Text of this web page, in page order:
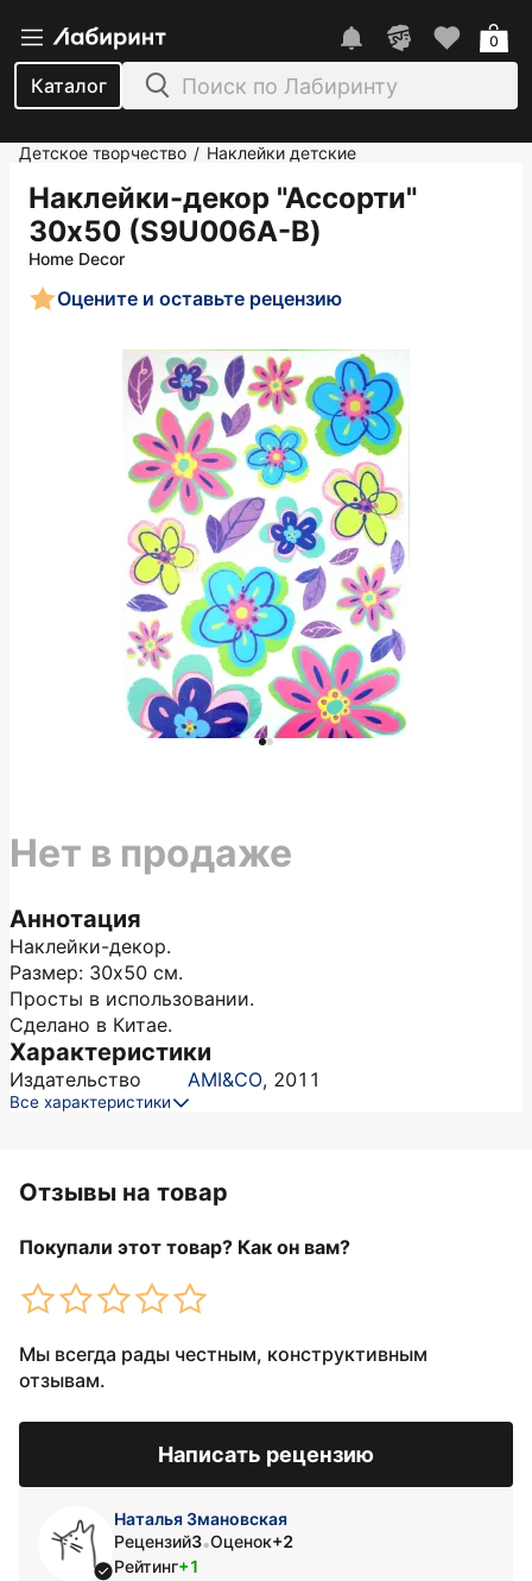
Каталог
0
Детское творчество / Наклейки детские
Наклейки-декор "Ассорти"
30х50 (S9U006A-B)
Home Decor
Оцените и оставьте рецензию
Аннотация
Наклейки-декор.
Размер: 30х50 см.
Просты в использовании.
Сделано в Китае.
Характеристики
Издательство AMI&CO, 2011
Все характеристики
Нет в продаже
Отзывы на товар
Покупали этот товар? Как он вам?
Мы всегда рады честным, конструктивным
отзывам.
Написать рецензию
Наталья Змановская
Рецензий3•Оценок+2
Рейтинг+1